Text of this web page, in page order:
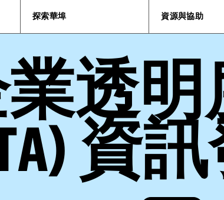
探索華埠 資源與協助
業透明
資